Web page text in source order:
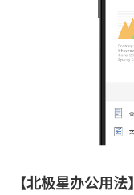
【北极星办公用法】